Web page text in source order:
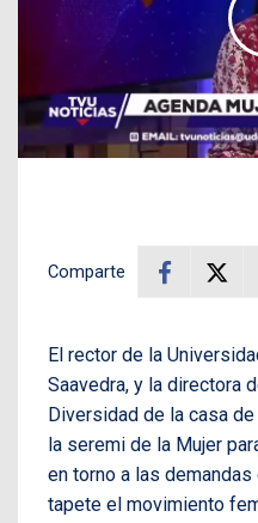
Comparte
El rector de la
Saavedra, y la directora
Diversidad de la casa
la seremi de la Mujer
en torno a las demandas
tapete el movimiento